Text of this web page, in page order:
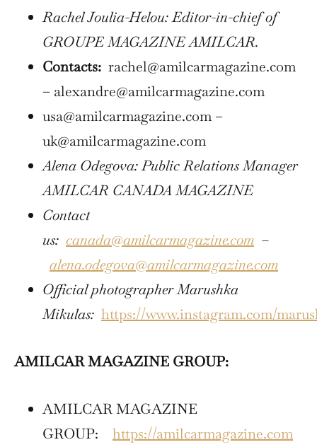
Rachel Joulia-Helou: Editor-in-chief of
GROUPE MAGAZINE AMILCAR.
Contacts: rachel@amilcarmagazine.com
– alexandre@amilcarmagazine.com
usa@amilcarmagazine.com –
uk@amilcarmagazine.com
Alena Odegova: Public Relations Manager
AMILCAR CANADA MAGAZINE
Contact
us: canada@amilcarmagazine.com –
alena.odegova@amilcarmagazine.com
Official photographer Marushka
Mikulas: https://www.instagram.com/
AMILCAR MAGAZINE GROUP:
AMILCAR MAGAZINE
GROUP: https://amilcarmagazine.com